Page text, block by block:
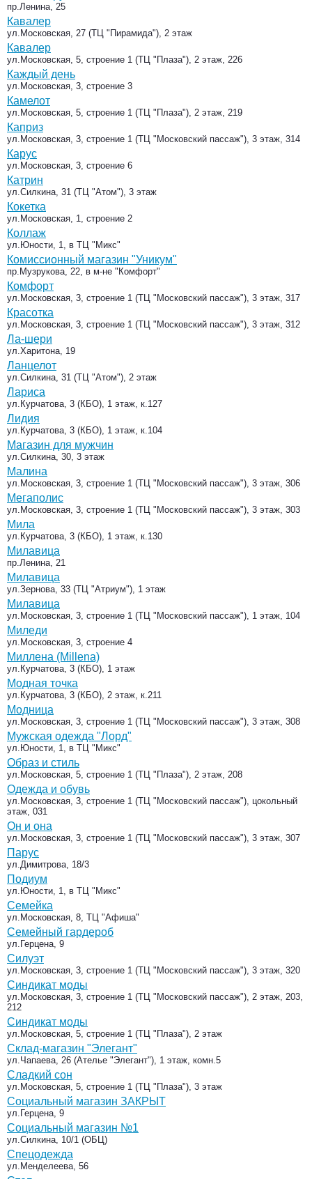
пр.Ленина, 25
Кавалер
ул.Московская, 27 (ТЦ "Пирамида"), 2 этаж
Кавалер
ул.Московская, 5, строение 1 (ТЦ "Плаза"), 2 этаж, 226
Каждый день
ул.Московская, 3, строение 3
Камелот
ул.Московская, 5, строение 1 (ТЦ "Плаза"), 2 этаж, 219
Каприз
ул.Московская, 3, строение 1 (ТЦ "Московский пассаж"), 3 этаж, 314
Карус
ул.Московская, 3, строение 6
Катрин
ул.Силкина, 31 (ТЦ "Атом"), 3 этаж
Кокетка
ул.Московская, 1, строение 2
Коллаж
ул.Юности, 1, в ТЦ "Микс"
Комиссионный магазин "Уникум"
пр.Музрукова, 22, в м-не "Комфорт"
Комфорт
ул.Московская, 3, строение 1 (ТЦ "Московский пассаж"), 3 этаж, 317
Красотка
ул.Московская, 3, строение 1 (ТЦ "Московский пассаж"), 3 этаж, 312
Ла-шери
ул.Харитона, 19
Ланцелот
ул.Силкина, 31 (ТЦ "Атом"), 2 этаж
Лариса
ул.Курчатова, 3 (КБО), 1 этаж, к.127
Лидия
ул.Курчатова, 3 (КБО), 1 этаж, к.104
Магазин для мужчин
ул.Силкина, 30, 3 этаж
Малина
ул.Московская, 3, строение 1 (ТЦ "Московский пассаж"), 3 этаж, 306
Мегаполис
ул.Московская, 3, строение 1 (ТЦ "Московский пассаж"), 3 этаж, 303
Мила
ул.Курчатова, 3 (КБО), 1 этаж, к.130
Милавица
пр.Ленина, 21
Милавица
ул.Зернова, 33 (ТЦ "Атриум"), 1 этаж
Милавица
ул.Московская, 3, строение 1 (ТЦ "Московский пассаж"), 1 этаж, 104
Миледи
ул.Московская, 3, строение 4
Миллена (Millena)
ул.Курчатова, 3 (КБО), 1 этаж
Модная точка
ул.Курчатова, 3 (КБО), 2 этаж, к.211
Модница
ул.Московская, 3, строение 1 (ТЦ "Московский пассаж"), 3 этаж, 308
Мужская одежда "Лорд"
ул.Юности, 1, в ТЦ "Микс"
Образ и стиль
ул.Московская, 5, строение 1 (ТЦ "Плаза"), 2 этаж, 208
Одежда и обувь
ул.Московская, 3, строение 1 (ТЦ "Московский пассаж"), цокольный
этаж, 031
Он и она
ул.Московская, 3, строение 1 (ТЦ "Московский пассаж"), 3 этаж, 307
Парус
ул.Димитрова, 18/3
Подиум
ул.Юности, 1, в ТЦ "Микс"
Семейка
ул.Московская, 8, ТЦ "Афиша"
Семейный гардероб
ул.Герцена, 9
Силуэт
ул.Московская, 3, строение 1 (ТЦ "Московский пассаж"), 3 этаж, 320
Синдикат моды
ул.Московская, 3, строение 1 (ТЦ "Московский пассаж"), 2 этаж, 203,
212
Синдикат моды
ул.Московская, 5, строение 1 (ТЦ "Плаза"), 2 этаж
Склад-магазин "Элегант"
ул.Чапаева, 26 (Ателье "Элегант"), 1 этаж, комн.5
Сладкий сон
ул.Московская, 5, строение 1 (ТЦ "Плаза"), 3 этаж
Социальный магазин ЗАКРЫТ
ул.Герцена, 9
Социальный магазин №1
ул.Силкина, 10/1 (ОБЦ)
Спецодежда
ул.Менделеева, 56